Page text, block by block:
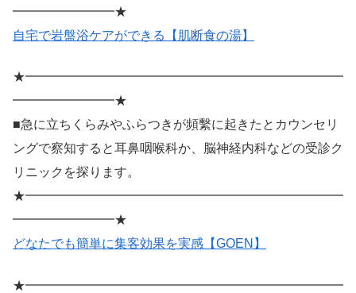
━━━━━━━━★
自宅で岩盤浴ケアができる【肌断食の湯】
★━━━━━━━━━━━━━━━━━━━━━━━━━
━━━━━━━━★
■急に立ちくらみやふらつきが頻繫に起きたとカウンセリ
ングで察知すると耳鼻咽喉科か、脳神経内科などの受診ク
リニックを探ります。
★━━━━━━━━━━━━━━━━━━━━━━━━━
━━━━━━━━★
どなたでも簡単に集客効果を実感【GOEN】
★━━━━━━━━━━━━━━━━━━━━━━━━━